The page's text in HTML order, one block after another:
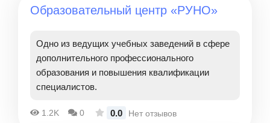
Образовательный центр «РУНО»
Одно из ведущих учебных заведений в сфере
дополнительного профессионального
образования и повышения квалификации
специалистов.
1.2K 0 0.0 Нет отзывов